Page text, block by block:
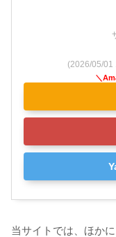
(2026/05/01
当サイトでは、ほか